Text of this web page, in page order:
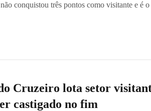
conquistou três pontos como visitante e é
Cruzeiro lota setor
castigado no fim